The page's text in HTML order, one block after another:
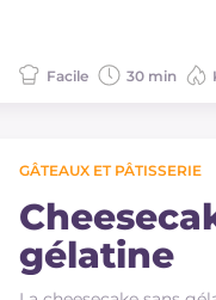
Facile 30 min
GÂTEAUX ET PÂTISSERIE
gélatine